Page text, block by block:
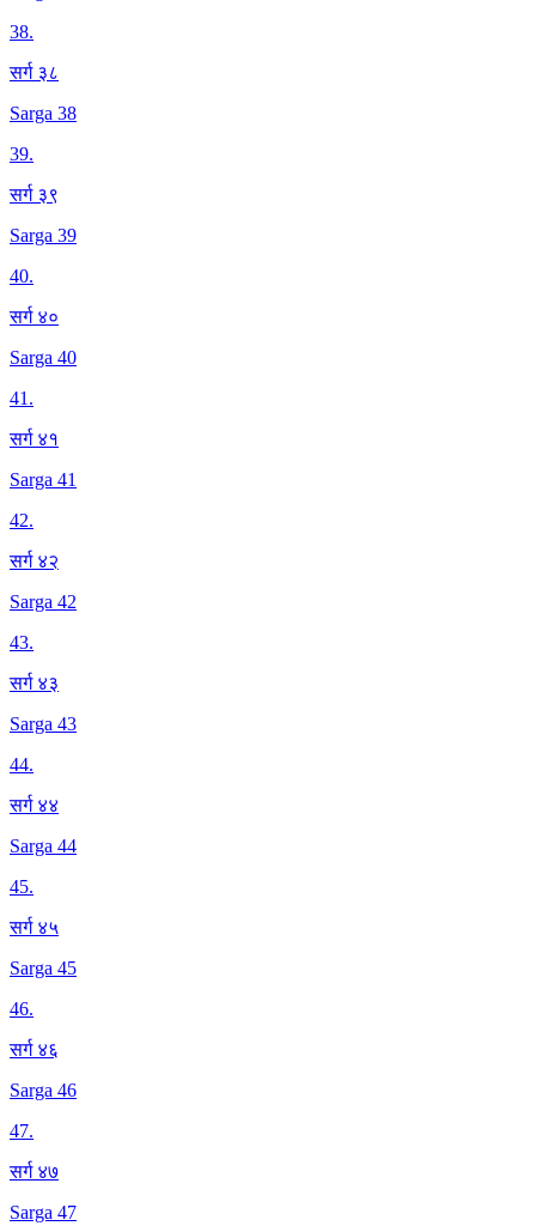
38.
सर्ग ३८
Sarga 38
39.
सर्ग ३९
Sarga 39
40.
सर्ग ४०
Sarga 40
41.
सर्ग ४१
Sarga 41
42.
सर्ग ४२
Sarga 42
43.
सर्ग ४३
Sarga 43
44.
सर्ग ४४
Sarga 44
45.
सर्ग ४५
Sarga 45
46.
सर्ग ४६
Sarga 46
47.
सर्ग ४७
Sarga 47